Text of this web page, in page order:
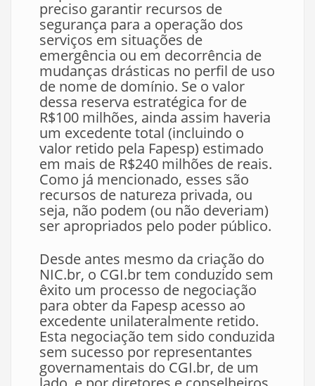
preciso garantir recursos de
segurança para a operação dos
serviços em situações de
emergência ou em decorrência de
mudanças drásticas no perfil de uso
de nome de domínio. Se o valor
dessa reserva estratégica for de
R$100 milhões, ainda assim haveria
um excedente total (incluindo o
valor retido pela Fapesp) estimado
em mais de R$240 milhões de reais.
Como já mencionado, esses são
recursos de natureza privada, ou
seja, não podem (ou não deveriam)
ser apropriados pelo poder público.
Desde antes mesmo da criação do
NIC.br, o CGI.br tem conduzido sem
êxito um processo de negociação
para obter da Fapesp acesso ao
excedente unilateralmente retido.
Esta negociação tem sido conduzida
sem sucesso por representantes
governamentais do CGI.br, de um